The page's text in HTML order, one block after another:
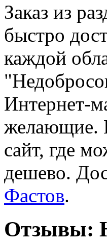
Заказ из
быстро
каждой
Интернет-
желающие.
сайт, где
дешево.
Фастов.
Отзывы: